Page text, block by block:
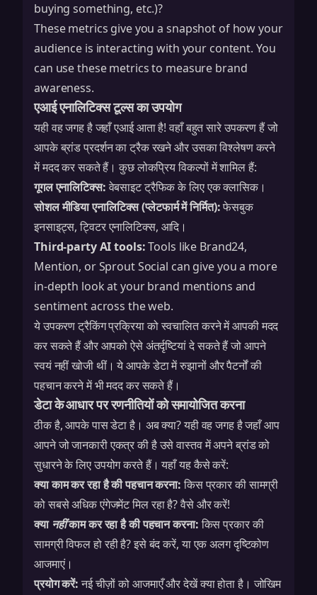
buying something, etc.)?
These metrics give you a snapshot of how your
audience is interacting with your content. You
can use these metrics to measure brand
awareness.
एआई एनालिटिक्स टूल्स का उपयोग
यही वह जगह है जहाँ एआई आता है! वहाँ बहुत सारे उपकरण हैं जो
आपके ब्रांड प्रदर्शन का ट्रैक रखने और उसका विश्लेषण करने
में मदद कर सकते हैं। कुछ लोकप्रिय विकल्पों में शामिल हैं:
गूगल एनालिटिक्स:वेबसाइट ट्रैफिक के लिए एक क्लासिक।
सोशल मीडिया एनालिटिक्स (प्लेटफार्म में निर्मित):फेसबुक
इनसाइट्स, ट्विटर एनालिटिक्स, आदि।
Third-party AI tools:Tools like Brand24,
Mention, or Sprout Social can give you a more
in-depth look at your brand mentions and
sentiment across the web.
ये उपकरण ट्रैकिंग प्रक्रिया को स्वचालित करने में आपकी मदद
कर सकते हैं और आपको ऐसे अंतर्दृष्टियां दे सकते हैं जो आपने
स्वयं नहीं खोजी थीं। ये आपके डेटा में रुझानों और पैटर्नों की
पहचान करने में भी मदद कर सकते हैं।
डेटा के आधार पर रणनीतियों को समायोजित करना
ठीक है, आपके पास डेटा है। अब क्या? यही वह जगह है जहाँ आप
आपने जो जानकारी एकत्र की है उसे वास्तव में अपने ब्रांड को
सुधारने के लिए उपयोग करते हैं। यहाँ यह कैसे करें:
क्या काम कर रहा है की पहचान करना:किस प्रकार की सामग्री
को सबसे अधिक एंगेजमेंट मिल रहा है? वैसे और करें!
क्या नहींकाम कर रहा है की पहचान करना:किस प्रकार की
सामग्री विफल हो रही है? इसे बंद करें, या एक अलग दृष्टिकोण
आजमाएं।
प्रयोग करें:नई चीज़ों को आजमाएँ और देखें क्या होता है। जोखिम